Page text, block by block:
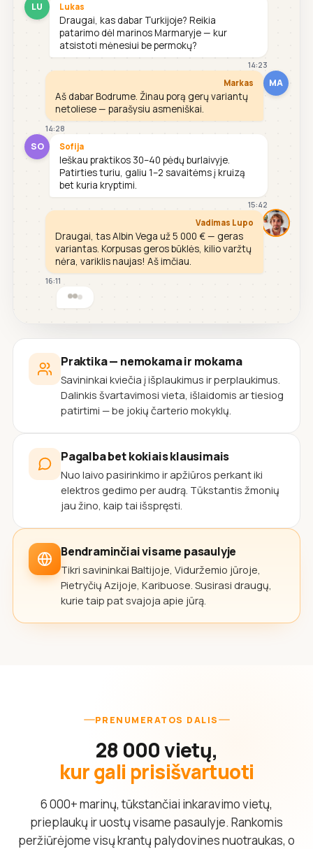
LU Lukas
Draugai, kas dabar Turkijoje? Reikia
patarimo dėl marinos Marmaryje — kur
atsistoti mėnesiui be permokų?
14:23
MA
Markas
Aš dabar Bodrume. Žinau porą gerų variantų
netoliese — parašysiu asmeniškai.
14:28
SO Sofija
Ieškau praktikos 30–40 pėdų burlaivyje.
Patirties turiu, galiu 1–2 savaitėms į kruizą
bet kuria kryptimi.
15:42
Vadimas Lupo
Draugai, tas Albin Vega už 5 000 € — geras
variantas. Korpusas geros būklės, kilio varžtų
nėra, variklis naujas! Aš imčiau.
16:11
Praktika — nemokama ir mokama
Savininkai kviečia į išplaukimus ir perplaukimus.
Dalinkis švartavimosi vieta, išlaidomis ar tiesiog
patirtimi — be jokių čarterio mokyklų.
Pagalba bet kokiais klausimais
Nuo laivo pasirinkimo ir apžiūros perkant iki
elektros gedimo per audrą. Tūkstantis žmonių
jau žino, kaip tai išspręsti.
Bendraminčiai visame pasaulyje
Tikri savininkai Baltijoje, Viduržemio jūroje,
Pietryčių Azijoje, Karibuose. Susirasi draugų,
kurie taip pat svajoja apie jūrą.
PRENUMERATOS DALIS
28 000 vietų,
kur gali prisišvartuoti
6 000+ marinų, tūkstančiai inkaravimo vietų,
prieplaukų ir uostų visame pasaulyje. Rankomis
peržiūrėjome visų krantų palydovines nuotraukas, o